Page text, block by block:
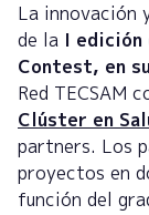
La innovación
de la I edición
Contest, en
Red TECSAM
Clúster en
partners. Los
proyectos en
función del